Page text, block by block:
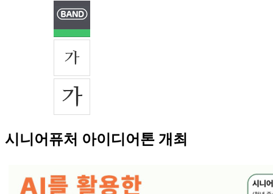
시니어퓨처 아이디어톤 개최